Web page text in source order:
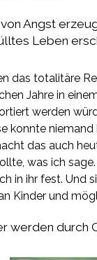
Angst
Leben
das totalitäre
Jahre in
werden
konnte
das auch
was ich
in ihr fest. Und
Kinder und
werden durch